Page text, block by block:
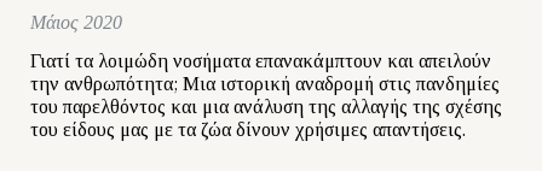
Μάιος 2020
Γιατί τα λοιμώδη νοσήματα επανακάμπτουν και απειλούν
την ανθρωπότητα; Μια ιστορική αναδρομή στις πανδημίες
του παρελθόντος και μια ανάλυση της αλλαγής της σχέσης
του είδους μας με τα ζώα δίνουν χρήσιμες απαντήσεις.